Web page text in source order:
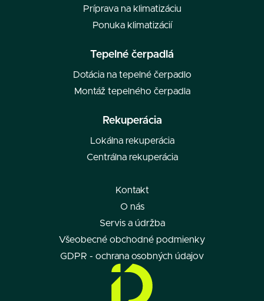
Príprava na klimatizáciu
Ponuka klimatizácií
Tepelné čerpadlá
Dotácia na tepelné čerpadlo
Montáž tepelného čerpadla
Rekuperácia
Lokálna rekuperácia
Centrálna rekuperácia
Kontakt
O nás
Servis a údržba
Všeobecné obchodné podmienky
GDPR - ochrana osobných údajov